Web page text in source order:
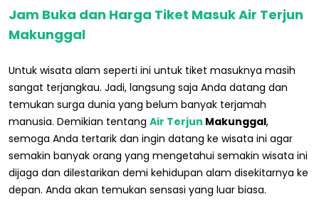
Jam Buka dan Harga Tiket Masuk Air Terjun
Makunggal
Untuk wisata alam seperti ini untuk tiket masuknya masih
sangat terjangkau. Jadi, langsung saja Anda datang dan
temukan surga dunia yang belum banyak terjamah
manusia. Demikian tentang Air Terjun Makunggal,
semoga Anda tertarik dan ingin datang ke wisata ini agar
semakin banyak orang yang mengetahui semakin wisata ini
dijaga dan dilestarikan demi kehidupan alam disekitarnya ke
depan. Anda akan temukan sensasi yang luar biasa.